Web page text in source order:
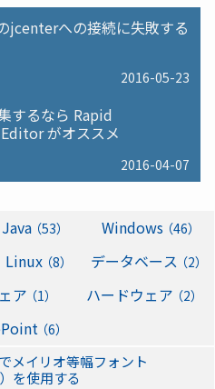
jcenterへの接続に失敗する
2016-05-23
するなら Rapid
がオススメ
2016-04-07
Java （53） Windows （46）
Linux （8） データベース （2）
ア （1） ハードウェア （2）
（6）
メイリオ等幅フォント
を使用する